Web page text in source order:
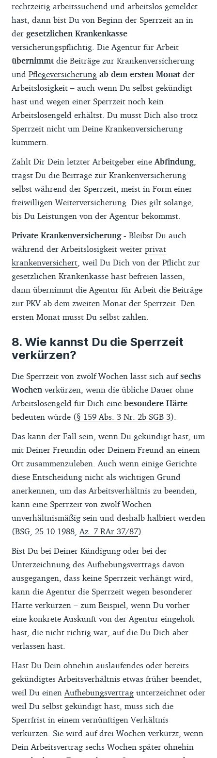
rechtzeitig arbeitssuchend und arbeitslos gemeldet
hast, dann bist Du von Beginn der Sperrzeit an in
der gesetzlichen Krankenkasse
versicherungspflichtig. Die Agentur für Arbeit
übernimmt die Beiträge zur Krankenversicherung
und Pflegeversicherung ab dem ersten Monat der
Arbeitslosigkeit – auch wenn Du selbst gekündigt
hast und wegen einer Sperrzeit noch kein
Arbeitslosengeld erhältst. Du musst Dich also trotz
Sperrzeit nicht um Deine Krankenversicherung
kümmern.
Zahlt Dir Dein letzter Arbeitgeber eine Abfindung,
trägst Du die Beiträge zur Krankenversicherung
selbst während der Sperrzeit, meist in Form einer
freiwilligen Weiterversicherung. Dies gilt solange,
bis Du Leistungen von der Agentur bekommst.
Private Krankenversicherung - Bleibst Du auch
während der Arbeitslosigkeit weiter privat
krankenversichert , weil Du Dich von der Pflicht zur
gesetzlichen Krankenkasse hast befreien lassen,
dann übernimmt die Agentur für Arbeit die Beiträge
zur PKV ab dem zweiten Monat der Sperrzeit. Den
ersten Monat musst Du selbst zahlen.
Wie kannst Du die Sperrzeit
verkürzen?
Die Sperrzeit von zwölf Wochen lässt sich aufsechs
Wochen verkürzen, wenn die übliche Dauer ohne
Arbeitslosengeld für Dich eine besondere Härte
bedeuten würde (§ 159 Abs. 3 Nr. 2b SGB 3).
Das kann der Fall sein, wenn Du gekündigt hast, um
mit Deiner Freundin oder Deinem Freund an einem
Ort zusammenzuleben. Auch wenn einige Gerichte
diese Entscheidung nicht als wichtigen Grund
anerkennen, um das Arbeitsverhältnis zu beenden,
kann eine Sperrzeit von zwölf Wochen
unverhältnismäßig sein und deshalb halbiert werden
(BSG, 25.10.1988, Az. 7 RAr 37/87).
Bist Du bei Deiner Kündigung oder bei der
Unterzeichnung des Aufhebungsvertrags davon
ausgegangen, dass keine Sperrzeit verhängt wird,
kann die Agentur die Sperrzeit wegen besonderer
Härte verkürzen – zum Beispiel, wenn Du vorher
eine konkrete Auskunft von der Agentur eingeholt
hast, die nicht richtig war, auf die Du Dich aber
verlassen hast.
Hast Du Dein ohnehin auslaufendes oder bereits
gekündigtes Arbeitsverhältnis etwas früher beendet,
weil Du einen Aufhebungsvertrag unterzeichnet oder
weil Du selbst gekündigt hast, muss sich die
Sperrfrist in einem vernünftigen Verhältnis
verkürzen. Sie wird auf drei Wochen verkürzt, wenn
Dein Arbeitsvertrag sechs Wochen später ohnehin